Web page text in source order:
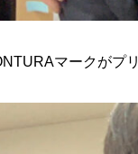
マークがプ